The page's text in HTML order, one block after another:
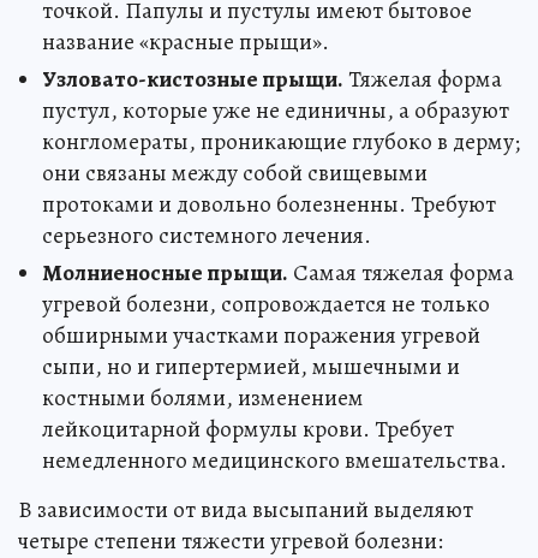
точкой. Папулы и пустулы имеют бытовое
название «красные прыщи».
Узловато-кистозные прыщи.Тяжелая форма
пустул, которые уже не единичны, а образуют
конгломераты, проникающие глубоко в дерму;
они связаны между собой свищевыми
протоками и довольно болезненны. Требуют
серьезного системного лечения.
Молниеносные прыщи. Самая тяжелая форма
угревой болезни, сопровождается не только
обширными участками поражения угревой
сыпи, но и гипертермией, мышечными и
костными болями, изменением
лейкоцитарной формулы крови. Требует
немедленного медицинского вмешательства.
В зависимости от вида высыпаний выделяют
четыре степени тяжести угревой болезни: